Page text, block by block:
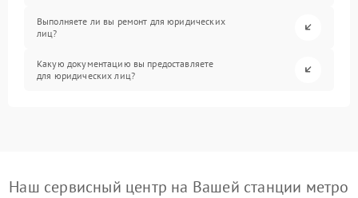
Выполняете ли вы ремонт для юридических
лиц?
Какую документацию вы предоставляете
для юридических лиц?
Наш сервисный центр на Вашей станции метро